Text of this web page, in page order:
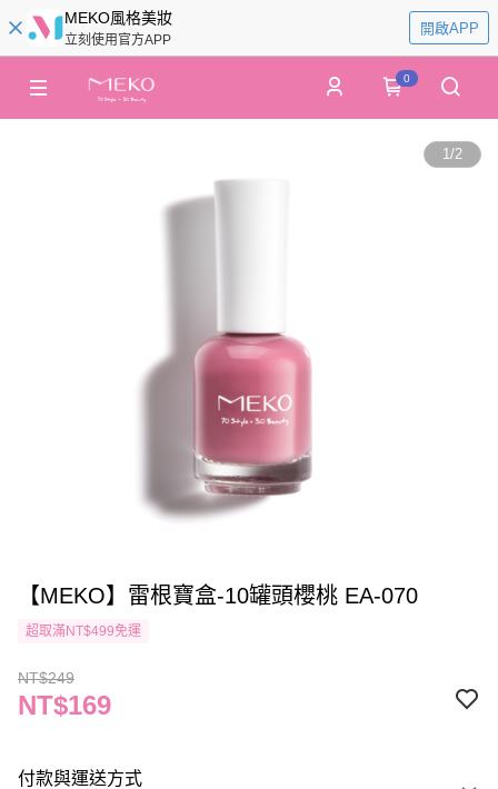
MEKO風格美妝
立刻使用官方APP
開啟APP
0
1/2
【MEKO】雷根寶盒-10罐頭櫻桃 EA-070
超取滿NT$499免運
NT$249
NT$169
付款與運送方式